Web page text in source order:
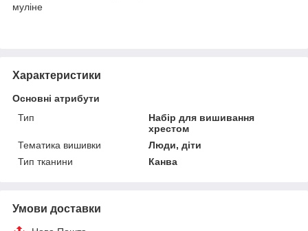
муліне
Характеристики
Основні атрибути
Тип
Набір для вишивання
хрестом
Тематика вишивки
Люди, діти
Тип тканини
Канва
Умови доставки